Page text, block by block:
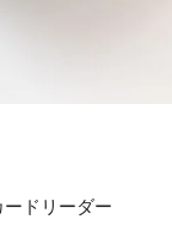
ドリーダー